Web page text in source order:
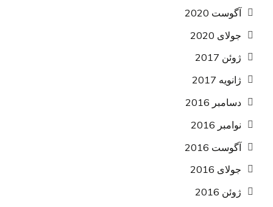
آگوست 2020
جولای 2020
ژوئن 2017
ژانویه 2017
دسامبر 2016
نوامبر 2016
آگوست 2016
جولای 2016
ژوئن 2016